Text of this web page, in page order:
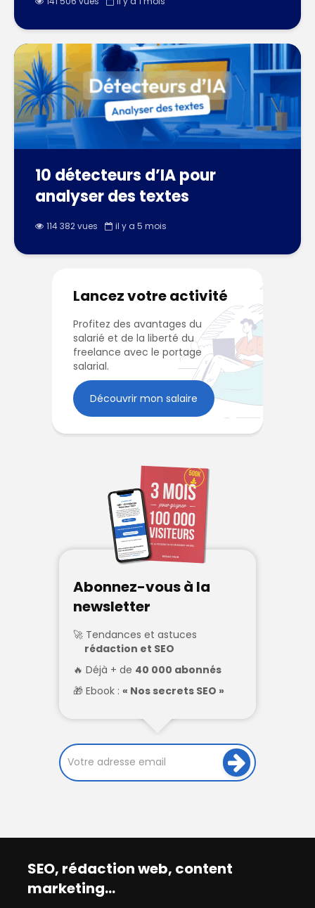
10 détecteurs d’IA pour
analyser des textes
114 382 vues il y a 5 mois
Lancez votre activité
Profitez des avantages du
salarié et de la liberté du
freelance avec le portage
salarial.
Découvrir mon salaire
Abonnez-vous à la
newsletter
Tendances et astuces
rédaction et SEO
Déjà + de 40 000 abonnés
Ebook : « Nos secrets SEO »
SEO, rédaction web, content
marketing…